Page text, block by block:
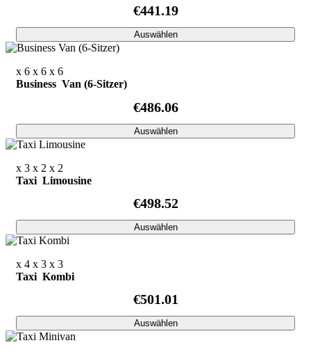
€441.19
Auswählen
x 6 x 6 x 6
Business Van (6-Sitzer)
€486.06
Auswählen
x 3 x 2 x 2
Taxi Limousine
€498.52
Auswählen
x 4 x 3 x 3
Taxi Kombi
€501.01
Auswählen